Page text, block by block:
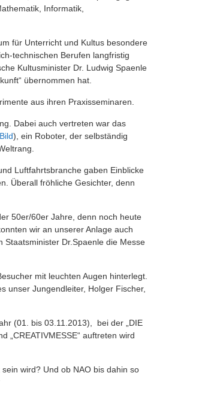
Informatik,
für Unterricht und Kultus besondere
technischen Berufen langfristig
Kultusminister Dr. Ludwig Spaenle
übernommen hat.
aus ihren Praxisseminaren.
Dabei auch vertreten war das
), ein Roboter, der selbständig
Luftfahrtsbranche gaben Einblicke
Überall fröhliche Gesichter, denn
50er/60er Jahre, denn noch heute
wir an unserer Anlage auch
Dr.Spaenle die Messe
mit leuchten Augen hinterlegt.
unser Jungendleiter, Holger Fischer,
(01. bis 03.11.2013), bei der „DIE
„CREATIVMESSE“ auftreten wird
wird? Und ob NAO bis dahin so